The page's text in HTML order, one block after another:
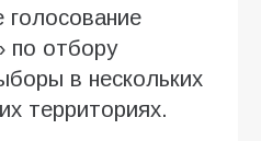
голосование
по отбору
в нескольких
территориях.